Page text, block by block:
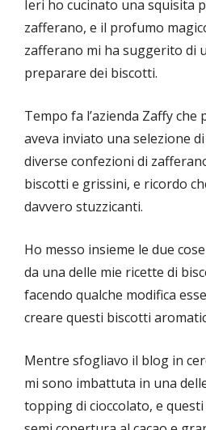
Ieri ho cucinato una squisita
zafferano, e il profumo
zafferano mi ha suggerito di
preparare dei biscotti.
Tempo fa l’azienda Zaffy
aveva inviato una selezione
diverse confezioni di
biscotti e grissini, e ricordo
davvero stuzzicanti.
Ho messo insieme le due
da una delle mie ricette di
facendo qualche modifica
creare questi biscotti
Mentre sfogliavo il blog in
mi sono imbattuta in una
topping di cioccolato, e